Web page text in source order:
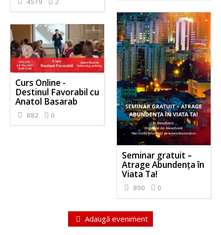
Seminar gratuit –
Atrage Abundența în
Viata Ta!
890 0
Curs Online -
Destinul Favorabil cu
Anatol Basarab
882 0
Adaugă eveniment